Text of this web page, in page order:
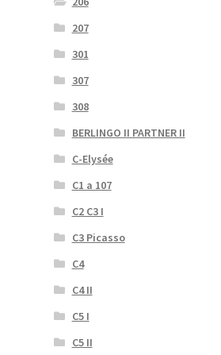
207
301
307
308
BERLINGO II PARTNER II
C-Elysée
C1 a 107
C2 C3 I
C3 Picasso
C4
C4 II
C5 I
C5 II